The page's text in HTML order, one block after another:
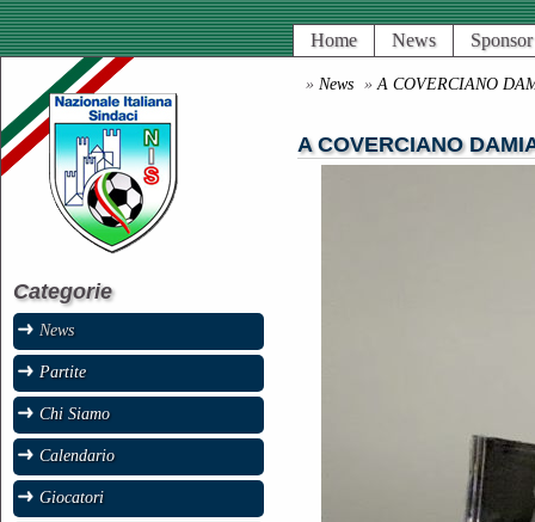
Home News Sponsor
» News » A COVERCIANO
A COVERCIANO
Categorie
News
Partite
Chi Siamo
Calendario
Giocatori